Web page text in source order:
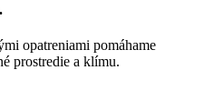
opatreniami pomáhame
prostredie a klímu.